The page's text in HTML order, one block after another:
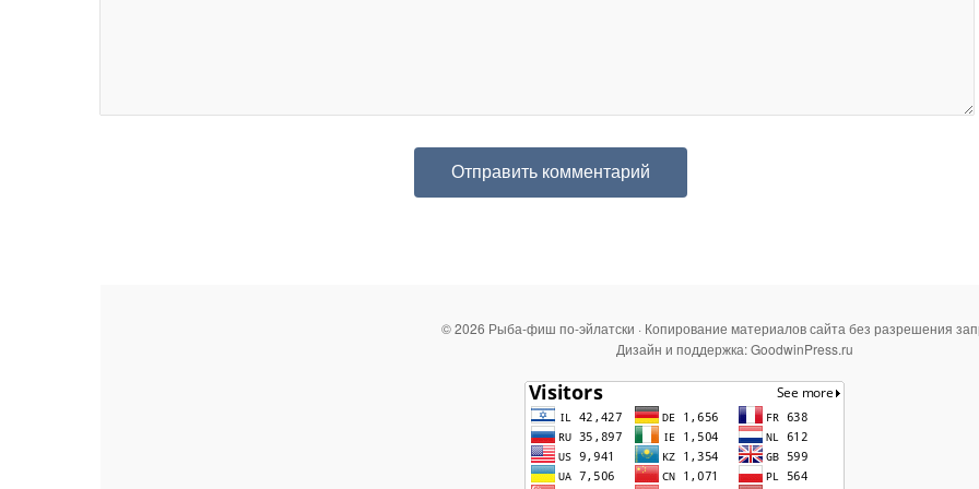
© 2026 Рыба-фиш по-эйлатски · Копирование материалов сайта без разрешения
Дизайн и поддержка: GoodwinPress.ru